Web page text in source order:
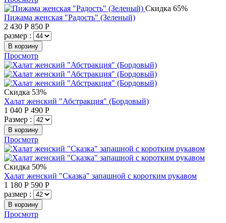
Скидка 65%
Пижама женская "Радость" (Зеленый)
2 430 Р 850 Р
размер :
В корзину
Просмотр
Скидка 53%
Халат женский "Абстракция" (Бордовый)
1 040 Р 490 Р
Размер :
В корзину
Просмотр
Скидка 50%
Халат женский "Сказка" запашной с коротким рукавом
1 180 Р 590 Р
размер :
В корзину
Просмотр